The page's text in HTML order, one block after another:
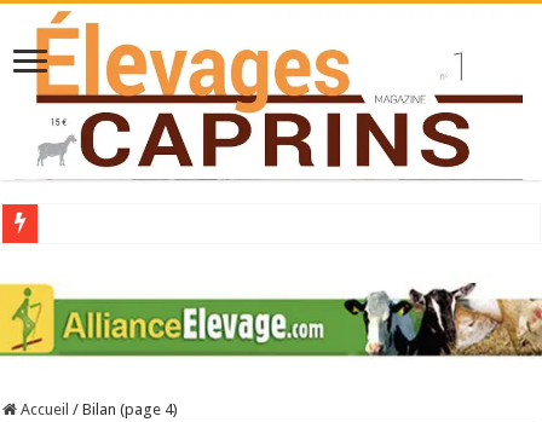
Stress thermique : quelles solutions concrètes pour protéger son troupeau ?
40 ans du Space : une présentation caprine quotidienne
La collecte de lait de chèvre confirme son rebond
Accueil / Bilan (page 4)